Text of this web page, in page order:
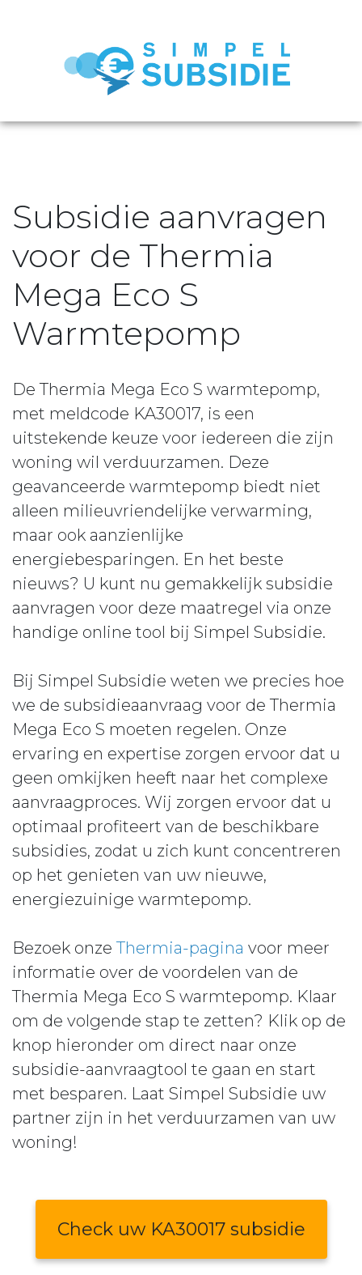
Subsidie aanvragen
voor de Thermia
Mega Eco S
Warmtepomp
De Thermia Mega Eco S warmtepomp,
met meldcode KA30017, is een
uitstekende keuze voor iedereen die zijn
woning wil verduurzamen. Deze
geavanceerde warmtepomp biedt niet
alleen milieuvriendelijke verwarming,
maar ook aanzienlijke
energiebesparingen. En het beste
nieuws? U kunt nu gemakkelijk subsidie
aanvragen voor deze maatregel via onze
handige online tool bij Simpel Subsidie.
Bij Simpel Subsidie weten we precies hoe
we de subsidieaanvraag voor de Thermia
Mega Eco S moeten regelen. Onze
ervaring en expertise zorgen ervoor dat u
geen omkijken heeft naar het complexe
aanvraagproces. Wij zorgen ervoor dat u
optimaal profiteert van de beschikbare
subsidies, zodat u zich kunt concentreren
op het genieten van uw nieuwe,
energiezuinige warmtepomp.
Bezoek onzeThermia-pagina voor meer
informatie over de voordelen van de
Thermia Mega Eco S warmtepomp. Klaar
om de volgende stap te zetten? Klik op de
knop hieronder om direct naar onze
subsidie-aanvraagtool te gaan en start
met besparen. Laat Simpel Subsidie uw
partner zijn in het verduurzamen van uw
woning!
Check uw KA30017 subsidie